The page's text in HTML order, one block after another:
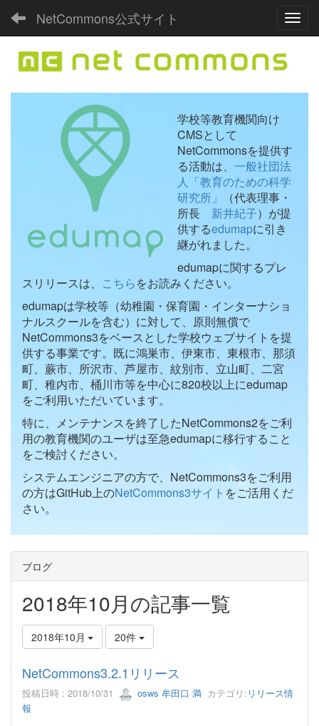
NetCommons公式サイト
学校等教育機関向け
CMSとして
NetCommonsを提供す
る活動は、 一般社団法
人「教育のための科学
研究所」
（代表理事・
所長 新井紀子）が提
供するedumapに引き
継がれました。
edumapに関するプレ
スリリースは、 こちらをお読みください。
edumapは学校等（幼稚園・保育園・インターナショ
ナルスクールを含む）に対して、原則無償で
NetCommons3をベースとした学校ウェブサイトを提
供する事業です。既に鴻巣市、伊東市、東根市、那須
町、蕨市、所沢市、芦屋市、紋別市、立山町、二宮
町、稚内市、桶川市等を中心に820校以上にedumap
をご利用いただいています。
特に、メンテナンスを終了したNetCommons2をご利
用の教育機関のユーザは至急edumapに移行すること
をご検討ください。
システムエンジニアの方で、NetCommons3をご利用
の方はGitHub上のNetCommons3サイト をご活用くだ
さい。
ブログ
2018年10月の記事一覧
2018年10月 20件
NetCommons3.2.1リリース
投稿日時 : 2018/10/31 osws 牟田口 満 カテゴリ: リリース情
報